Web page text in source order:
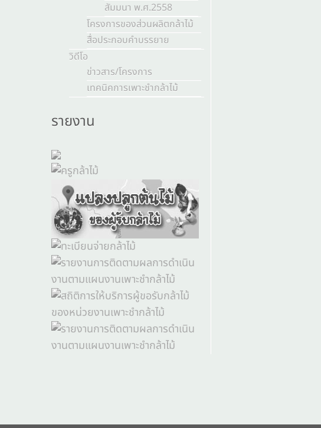
สัมมนา พ.ศ.2558
โครงการของส่วนผลิตกล้าไม้
สื่อประกอบคำบรรยาย
วิดีโอ
ข่าวสาร/โครงการ
เทคนิคการเพาะชำกล้าไม้
รายงาน